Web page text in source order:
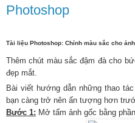
Photoshop
Tài liệu Photoshop: Chỉnh màu sắc cho
Thêm chút màu sắc đậm đà cho
đẹp mắt.
Bài viết hướng dẫn những thao
bạn càng trở nên ấn tượng hơn
Bước 1: Mở tấm ảnh gốc bằng